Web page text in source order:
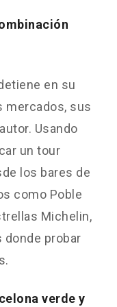
en su
mercados, sus
Usando
un tour
los bares de
como Poble
Michelin,
donde probar
verde y